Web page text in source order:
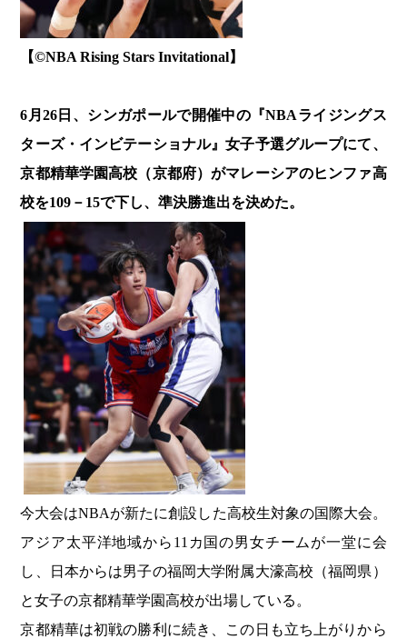
【©️NBA Rising Stars Invitational】
6月26日、シンガポールで開催中の『NBAライジングス
ターズ・インビテーショナル』女子予選グループにて、
京都精華学園高校（京都府）がマレーシアのヒンファ高
校を109－15で下し、準決勝進出を決めた。
今大会はNBAが新たに創設した高校生対象の国際大会。
アジア太平洋地域から11カ国の男女チームが一堂に会
し、日本からは男子の福岡大学附属大濠高校（福岡県）
と女子の京都精華学園高校が出場している。
京都精華は初戦の勝利に続き、この日も立ち上がりから